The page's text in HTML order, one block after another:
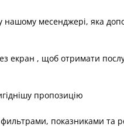
нашому месенджері, яка
екран , щоб отримати
пропозицію
показниками та